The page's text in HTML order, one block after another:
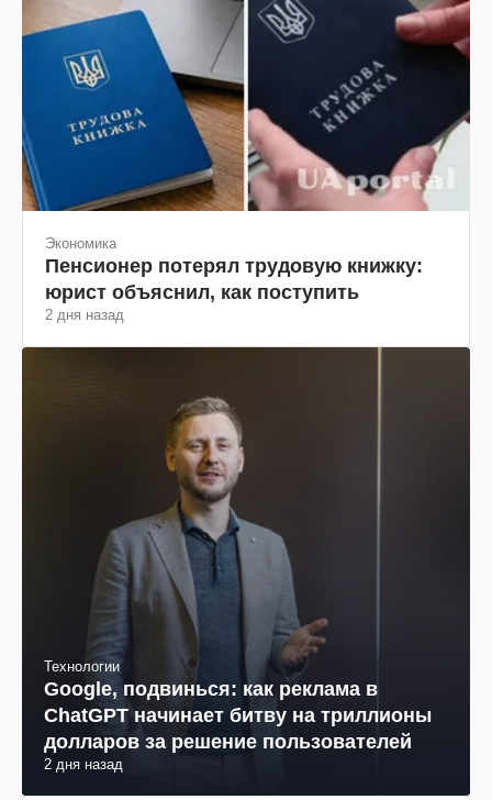
Экономика
Пенсионер потерял трудовую книжку:
юрист объяснил, как поступить
2 дня назад
Технологии
Google, подвинься: как реклама в
ChatGPT начинает битву на триллионы
долларов за решение пользователей
2 дня назад